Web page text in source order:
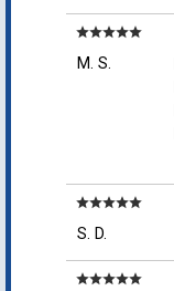
starstarstarstarstar
M. S.
starstarstarstarstar
S. D.
starstarstarstarstar